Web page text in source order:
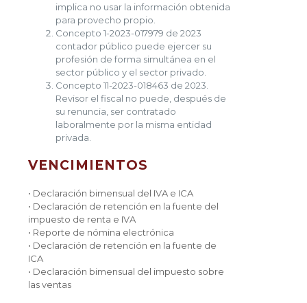
implica no usar la información obtenida
para provecho propio.
Concepto 1-2023-017979 de 2023
contador público puede ejercer su
profesión de forma simultánea en el
sector público y el sector privado.
Concepto 11-2023-018463 de 2023.
Revisor el fiscal no puede, después de
su renuncia, ser contratado
laboralmente por la misma entidad
privada.
VENCIMIENTOS
• Declaración bimensual del IVA e ICA
• Declaración de retención en la fuente del
impuesto de renta e IVA
• Reporte de nómina electrónica
• Declaración de retención en la fuente de
ICA
• Declaración bimensual del impuesto sobre
las ventas